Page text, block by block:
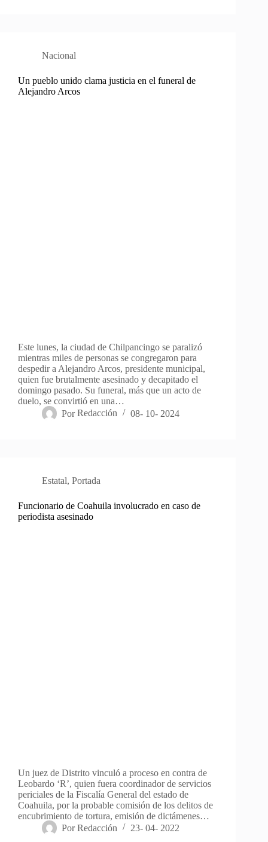
Nacional
Un pueblo unido clama justicia en el funeral de
Alejandro Arcos
Este lunes, la ciudad de Chilpancingo se paralizó
mientras miles de personas se congregaron para
despedir a Alejandro Arcos, presidente municipal,
quien fue brutalmente asesinado y decapitado el
domingo pasado. Su funeral, más que un acto de
duelo, se convirtió en una…
Por Redacción 08- 10- 2024
Estatal, Portada
Funcionario de Coahuila involucrado en caso de
periodista asesinado
Un juez de Distrito vinculó a proceso en contra de
Leobardo ‘R’, quien fuera coordinador de servicios
periciales de la Fiscalía General del estado de
Coahuila, por la probable comisión de los delitos de
encubrimiento de tortura, emisión de dictámenes…
Por Redacción 23- 04- 2022